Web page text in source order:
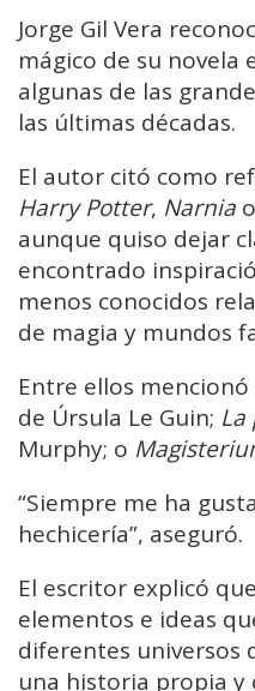
Jorge Gil Vera
mágico de su novela
algunas de las
las últimas décadas.
El autor citó como
Harry Potter, Narnia o
aunque quiso dejar
encontrado
menos conocidos
de magia y mundos
Entre ellos mencionó
de Úrsula Le Guin;
Murphy; o
“Siempre me ha
hechicería”, aseguró.
El escritor explicó
elementos e ideas
diferentes universos
una historia propia y